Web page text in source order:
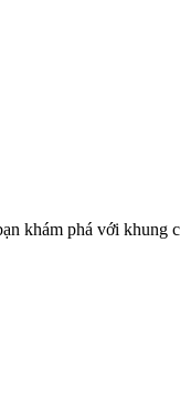
khám phá với khung